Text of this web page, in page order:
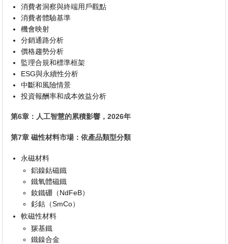
消費者洞察與終端用戶觀點
消費者體驗基準
機會映射
分銷通路分析
價格趨勢分析
監理合規和標準框架
ESG與永續性分析
中斷和風險情景
投資報酬率和成本效益分析
第6章：人工智慧的累積影響，2026年
第7章 磁性材料市場：依產品類型分類
永磁材料
鋁鎳鈷磁鐵
鐵氧體磁鐵
釹鐵硼（NdFeB）
釤鈷（SmCo）
軟磁性材料
羰基鐵
鐵鎳合金